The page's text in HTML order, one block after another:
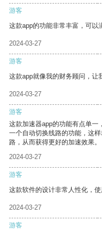
游客
这款app的功能非常丰富，可以
2024-03-27
游客
这款app就像我的财务顾问，让
2024-03-27
游客
这款加速器app的功能有点单一
一个自动切换线路的功能，这
路，从而获得更好的加速效果。
2024-03-27
游客
这款软件的设计非常人性化，使
2024-03-27
游客